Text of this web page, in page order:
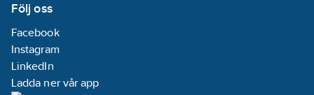
Följ oss
Facebook
Instagram
LinkedIn
Ladda ner vår app